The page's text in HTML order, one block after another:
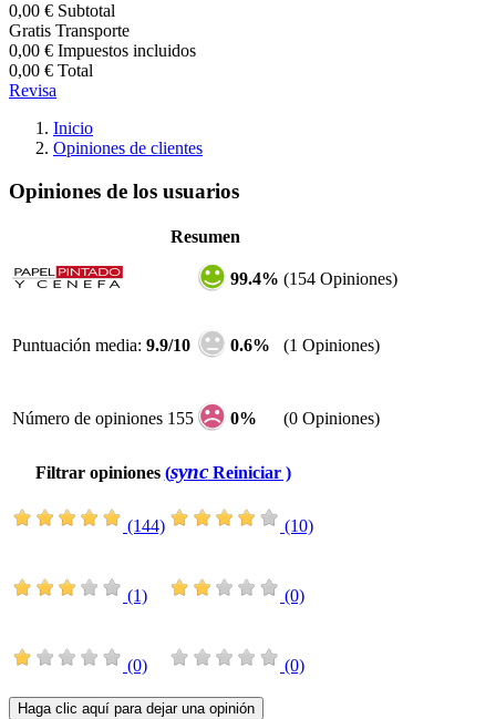
0,00 € Subtotal
Gratis Transporte
0,00 € Impuestos incluidos
0,00 € Total
Revisa
Inicio
Opiniones de clientes
Opiniones de los usuarios
Resumen
99.4% (154 Opiniones)
Puntuación media: 9.9/10 0.6% (1 Opiniones)
Número de opiniones 155 0% (0 Opiniones)
Filtrar opiniones (syncReiniciar )
(144) (10)
(1) (0)
(0) (0)
Haga clic aquí para dejar una opinión